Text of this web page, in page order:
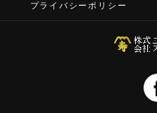
プライバシーポリシー